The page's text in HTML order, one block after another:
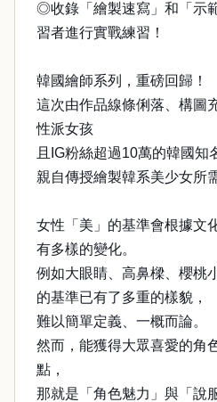
◎收錄「繪製速寫」和「示
習者進行實戰練習！
韓國繪師系列，重磅回歸！
這次由作品線條俐落、構圖
性派女孩
且IG粉絲超過10萬的韓國知
親自傳授繪製韓系美少女所
女性「美」的基準會根據文
有多樣的變化。
例如大眼睛、高鼻樑、櫻桃
的基準已有了多重的樣貌，
難以簡單定義、一概而論。
然而，能獲得大眾喜愛的角
點，
那就是「角色魅力」與「說